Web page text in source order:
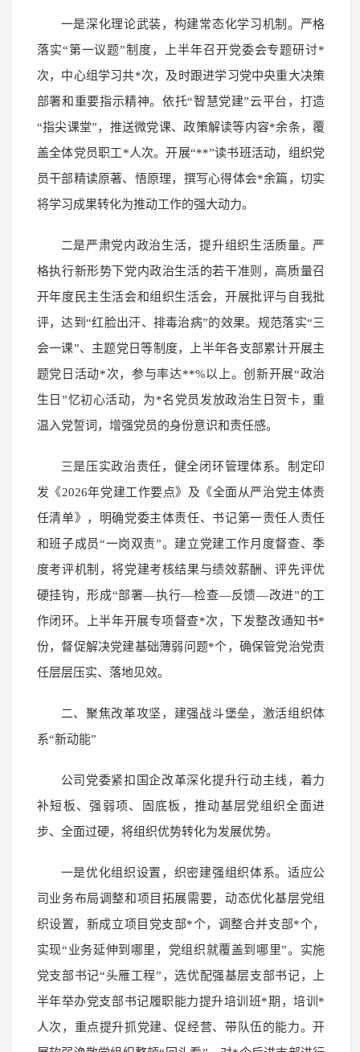
一是深化理论武装，构建常态化学习机制。严格
落实“第一议题”制度，上半年召开党委会专题研讨*
次，中心组学习共*次，及时跟进学习党中央重大决策
部署和重要指示精神。依托“智慧党建”云平台，打造
“指尖课堂”，推送微党课、政策解读等内容*余条，覆
盖全体党员职工*人次。开展“**”读书班活动，组织党
员干部精读原著、悟原理，撰写心得体会*余篇，切实
将学习成果转化为推动工作的强大动力。
二是严肃党内政治生活，提升组织生活质量。严
格执行新形势下党内政治生活的若干准则，高质量召
开年度民主生活会和组织生活会，开展批评与自我批
评，达到“红脸出汗、排毒治病”的效果。规范落实“三
会一课”、主题党日等制度，上半年各支部累计开展主
题党日活动*次，参与率达**%以上。创新开展“政治
生日”忆初心活动，为*名党员发放政治生日贺卡，重
温入党誓词，增强党员的身份意识和责任感。
三是压实政治责任，健全闭环管理体系。制定印
发《2026年党建工作要点》及《全面从严治党主体责
任清单》，明确党委主体责任、书记第一责任人责任
和班子成员“一岗双责”。建立党建工作月度督查、季
度考评机制，将党建考核结果与绩效薪酬、评先评优
硬挂钩，形成“部署—执行—检查—反馈—改进”的工
作闭环。上半年开展专项督查*次，下发整改通知书*
份，督促解决党建基础薄弱问题*个，确保管党治党责
任层层压实、落地见效。
二、聚焦改革攻坚，建强战斗堡垒，激活组织体
系“新动能”
公司党委紧扣国企改革深化提升行动主线，着力
补短板、强弱项、固底板，推动基层党组织全面进
步、全面过硬，将组织优势转化为发展优势。
一是优化组织设置，织密建强组织体系。适应公
司业务布局调整和项目拓展需要，动态优化基层党组
织设置，新成立项目党支部*个，调整合并支部*个，
实现“业务延伸到哪里，党组织就覆盖到哪里”。实施
党支部书记“头雁工程”，选优配强基层支部书记，上
半年举办党支部书记履职能力提升培训班*期，培训*
人次，重点提升抓党建、促经营、带队伍的能力。开